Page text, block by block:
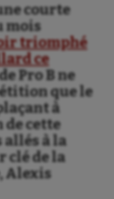
courte
mois
triomphé
ce
Pro B ne
que le
à
de cette
allés à la
clé de la
Alexis